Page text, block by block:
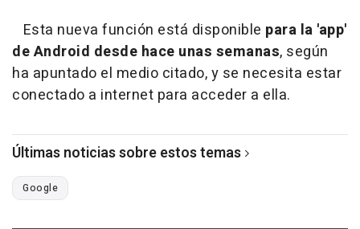
Esta nueva función está disponible para la 'app'
de Android desde hace unas semanas, según
ha apuntado el medio citado, y se necesita estar
conectado a internet para acceder a ella.
Últimas noticias sobre estos temas
Google